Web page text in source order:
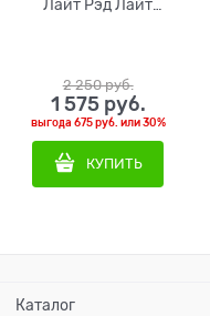
Лайт Рэд Лайт
2 250 руб.
1 575 руб.
выгода 675 руб. или30%
КУПИТЬ
Каталог